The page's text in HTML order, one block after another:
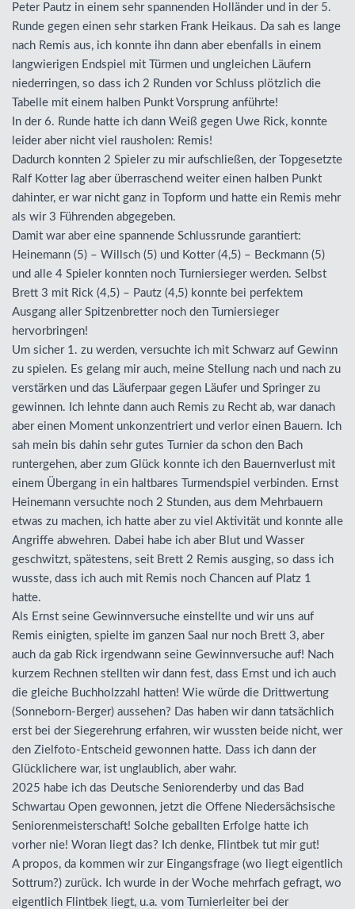
Peter Pautz in einem sehr spannenden Holländer und in der 5.
Runde gegen einen sehr starken Frank Heikaus. Da sah es lange
nach Remis aus, ich konnte ihn dann aber ebenfalls in einem
langwierigen Endspiel mit Türmen und ungleichen Läufern
niederringen, so dass ich 2 Runden vor Schluss plötzlich die
Tabelle mit einem halben Punkt Vorsprung anführte!
In der 6. Runde hatte ich dann Weiß gegen Uwe Rick, konnte
leider aber nicht viel rausholen: Remis!
Dadurch konnten 2 Spieler zu mir aufschließen, der Topgesetzte
Ralf Kotter lag aber überraschend weiter einen halben Punkt
dahinter, er war nicht ganz in Topform und hatte ein Remis mehr
als wir 3 Führenden abgegeben.
Damit war aber eine spannende Schlussrunde garantiert:
Heinemann (5) – Willsch (5) und Kotter (4,5) – Beckmann (5)
und alle 4 Spieler konnten noch Turniersieger werden. Selbst
Brett 3 mit Rick (4,5) – Pautz (4,5) konnte bei perfektem
Ausgang aller Spitzenbretter noch den Turniersieger
hervorbringen!
Um sicher 1. zu werden, versuchte ich mit Schwarz auf Gewinn
zu spielen. Es gelang mir auch, meine Stellung nach und nach zu
verstärken und das Läuferpaar gegen Läufer und Springer zu
gewinnen. Ich lehnte dann auch Remis zu Recht ab, war danach
aber einen Moment unkonzentriert und verlor einen Bauern. Ich
sah mein bis dahin sehr gutes Turnier da schon den Bach
runtergehen, aber zum Glück konnte ich den Bauernverlust mit
einem Übergang in ein haltbares Turmendspiel verbinden. Ernst
Heinemann versuchte noch 2 Stunden, aus dem Mehrbauern
etwas zu machen, ich hatte aber zu viel Aktivität und konnte alle
Angriffe abwehren. Dabei habe ich aber Blut und Wasser
geschwitzt, spätestens, seit Brett 2 Remis ausging, so dass ich
wusste, dass ich auch mit Remis noch Chancen auf Platz 1
hatte.
Als Ernst seine Gewinnversuche einstellte und wir uns auf
Remis einigten, spielte im ganzen Saal nur noch Brett 3, aber
auch da gab Rick irgendwann seine Gewinnversuche auf! Nach
kurzem Rechnen stellten wir dann fest, dass Ernst und ich auch
die gleiche Buchholzzahl hatten! Wie würde die Drittwertung
(Sonneborn-Berger) aussehen? Das haben wir dann tatsächlich
erst bei der Siegerehrung erfahren, wir wussten beide nicht, wer
den Zielfoto-Entscheid gewonnen hatte. Dass ich dann der
Glücklichere war, ist unglaublich, aber wahr.
2025 habe ich das Deutsche Seniorenderby und das Bad
Schwartau Open gewonnen, jetzt die Offene Niedersächsische
Seniorenmeisterschaft! Solche geballten Erfolge hatte ich
vorher nie! Woran liegt das? Ich denke, Flintbek tut mir gut!
A propos, da kommen wir zur Eingangsfrage (wo liegt eigentlich
Sottrum?) zurück. Ich wurde in der Woche mehrfach gefragt, wo
eigentlich Flintbek liegt, u.a. vom Turnierleiter bei der